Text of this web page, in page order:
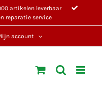
artikelen leverbaar
reparatie service
account